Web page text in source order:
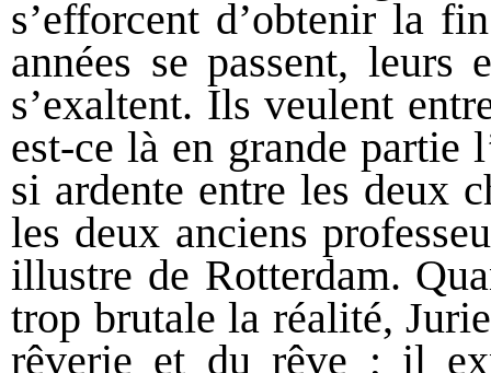
s’efforcent d’obtenir la
années se passent, leurs
s’exaltent. Ils veulent
est-ce là en grande partie
si ardente entre les deux
les deux anciens
illustre de Rotterdam.
trop brutale la réalité,
rêverie et du rêve ; il